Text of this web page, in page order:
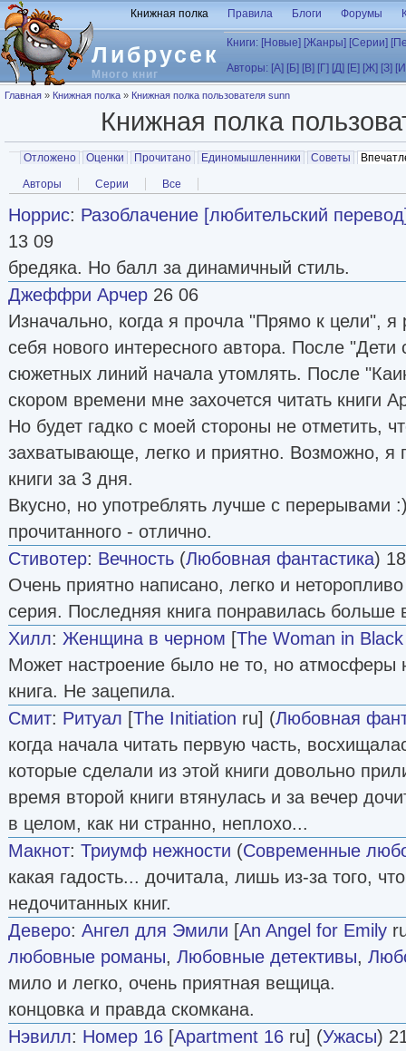
Перейти к основному содержанию
Либрусек
Много книг
Книжная полка Правила Блоги Форумы
Книги: [Новые] [Жанры] [Серии]
Авторы: [А] [Б] [В] [Г] [Д] [Е] [Ж] [З]
Вы здесь
Главная » Книжная полка » Книжная полка пользователя sunn
Книжная полка
Главные вкладки
Отложено Оценки Прочитано Единомышленники Советы
Вторичные вкладки
Авторы Серии Все
Норрис: Разоблачение [любительский
13 09
бредяка. Но балл за динамичный стиль.
Джеффри Арчер 26 06
Изначально, когда я прочла "Прямо к цели",
себя нового интересного автора. После "Дети
сюжетных линий начала утомлять. После
скором времени мне захочется читать книги
Но будет гадко с моей стороны не отметить,
захватывающе, легко и приятно. Возможно, я
книги за 3 дня.
Вкусно, но употреблять лучше с перерывами
прочитанного - отлично.
Стивотер: Вечность (Любовная фантастика)
Очень приятно написано, легко и
серия. Последняя книга понравилась больше
Хилл: Женщина в черном [The Woman in Black
Может настроение было не то, но атмосферы
книга. Не зацепила.
Смит: Ритуал [The Initiation ru] (Любовная
когда начала читать первую часть,
которые сделали из этой книги довольно
время второй книги втянулась и за вечер
в целом, как ни странно, неплохо...
Макнот: Триумф нежности (Современные
какая гадость... дочитала, лишь из-за того,
недочитанных книг.
Деверо: Ангел для Эмили [An Angel for Emily
любовные романы, Любовные детективы,
мило и легко, очень приятная вещица.
концовка и правда скомкана.
Нэвилл: Номер 16 [Apartment 16 ru] (Ужасы)